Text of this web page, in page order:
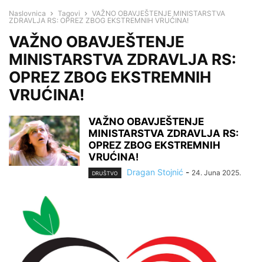
Naslovnica Tagovi
VAŽNO OBAVJEŠTENJE MINISTARSTVA
ZDRAVLJA RS: OPREZ ZBOG EKSTREMNIH VRUĆINA!
VAŽNO OBAVJEŠTENJE
MINISTARSTVA ZDRAVLJA RS:
OPREZ ZBOG EKSTREMNIH
VRUĆINA!
VAŽNO OBAVJEŠTENJE
MINISTARSTVA ZDRAVLJA RS:
OPREZ ZBOG EKSTREMNIH
VRUĆINA!
DRUŠTVO Dragan Stojnić - 24. Juna 2025.